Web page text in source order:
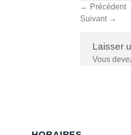
← Précédent
Suivant →
Laisser
Vous